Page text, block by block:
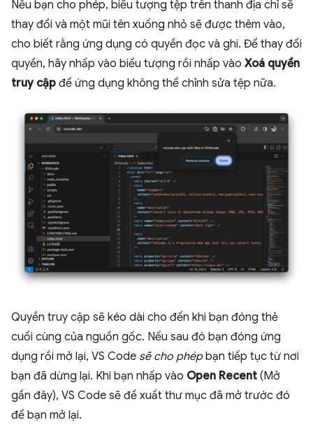
Nếu bạn cho phép, biểu tượng tệp trên thanh địa chỉ sẽ
thay đổi và một mũi tên xuống nhỏ sẽ được thêm vào,
cho biết rằng ứng dụng có quyền đọc và ghi. Để thay đổi
quyền, hãy nhấp vào biểu tượng rồi nhấp vào Xoá quyền
truy cập để ứng dụng không thể chỉnh sửa tệp nữa.
Quyền truy cập sẽ kéo dài cho đến khi bạn đóng thẻ
cuối cùng của nguồn gốc. Nếu sau đó bạn đóng ứng
dụng rồi mở lại, VS Code sẽ cho phépbạn tiếp tục từ nơi
bạn đã dừng lại. Khi bạn nhấp vào Open Recent (Mở
gần đây), VS Code sẽ đề xuất thư mục đã mở trước đó
để bạn mở lại.